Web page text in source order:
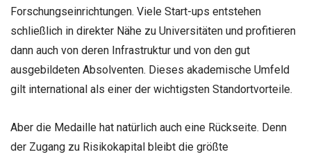
Forschungseinrichtungen. Viele Start-ups entstehen
schließlich in direkter Nähe zu Universitäten und profitieren
dann auch von deren Infrastruktur und von den gut
ausgebildeten Absolventen. Dieses akademische Umfeld
gilt international als einer der wichtigsten Standortvorteile.
Aber die Medaille hat natürlich auch eine Rückseite. Denn
der Zugang zu Risikokapital bleibt die größte